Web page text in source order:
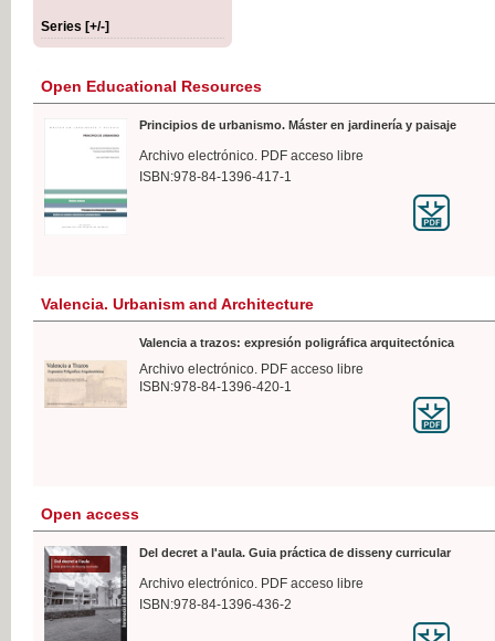
Series [+/-]
Open Educational Resources
Principios de urbanismo. Máster en jardinería y paisaje
Archivo electrónico. PDF acceso libre
ISBN:978-84-1396-417-1
Valencia. Urbanism and Architecture
Valencia a trazos: expresión poligráfica arquitectónica
Archivo electrónico. PDF acceso libre
ISBN:978-84-1396-420-1
Open access
Del decret a l'aula. Guia práctica de disseny curricular
Archivo electrónico. PDF acceso libre
ISBN:978-84-1396-436-2